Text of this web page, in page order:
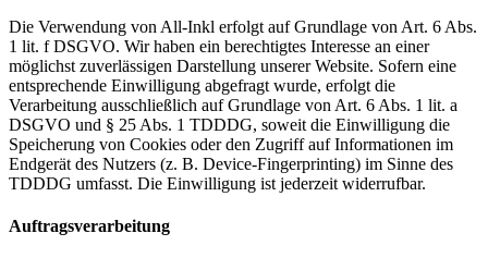
Die Verwendung von All-Inkl erfolgt auf Grundlage von Art. 6 Abs.
1 lit. f DSGVO. Wir haben ein berechtigtes Interesse an einer
möglichst zuverlässigen Darstellung unserer Website. Sofern eine
entsprechende Einwilligung abgefragt wurde, erfolgt die
Verarbeitung ausschließlich auf Grundlage von Art. 6 Abs. 1 lit. a
DSGVO und § 25 Abs. 1 TDDDG, soweit die Einwilligung die
Speicherung von Cookies oder den Zugriff auf Informationen im
Endgerät des Nutzers (z. B. Device-Fingerprinting) im Sinne des
TDDDG umfasst. Die Einwilligung ist jederzeit widerrufbar.
Auftragsverarbeitung